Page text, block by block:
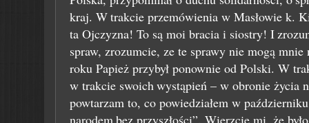
kraj. Wtrakcie przemówienia w Masłowie k.
ta Ojczyzna! To są moi bracia i siostry! I
spraw, zrozumcie, ze te sprawy nie mogą
roku Papież przybył ponownie od Polski. W
w trakcie swoichwystąpień – w obronie życia
powtarzam to, co powiedziałem w październiku
narodembez przyszłości”. Wierzcie mi, że